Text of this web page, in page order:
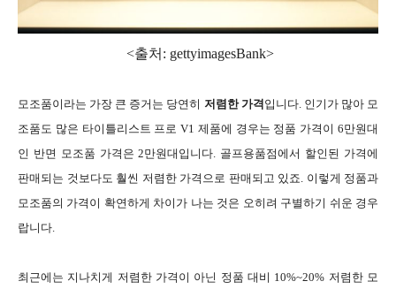
<출처: gettyimagesBank>
모조품이라는 가장 큰 증거는 당연히 저렴한 가격입니다. 인기가 많아 모
조품도 많은 타이틀리스트 프로 V1 제품에 경우는 정품 가격이 6만원대
인 반면 모조품 가격은 2만원대입니다. 골프용품점에서 할인된 가격에
판매되는 것보다도 훨씬 저렴한 가격으로 판매되고 있죠. 이렇게 정품과
모조품의 가격이 확연하게 차이가 나는 것은 오히려 구별하기 쉬운 경우
랍니다.
최근에는 지나치게 저렴한 가격이 아닌 정품 대비 10%~20% 저렴한 모